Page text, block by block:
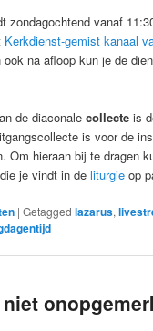
zondagochtend vanaf
Kerkdienst-gemist kanaal
ook na afloop kun je de
de diaconalecollecte is
is voor de
Om hieraan bij te dragen
je vindt in deliturgie op
|Getagged lazarus,